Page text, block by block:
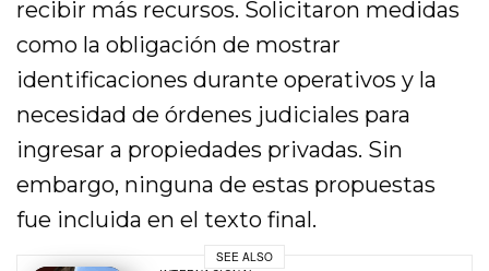
recibir más recursos. Solicitaron medidas
como la obligación de mostrar
identificaciones durante operativos y la
necesidad de órdenes judiciales para
ingresar a propiedades privadas. Sin
embargo, ninguna de estas propuestas
fue incluida en el texto final.
SEE ALSO